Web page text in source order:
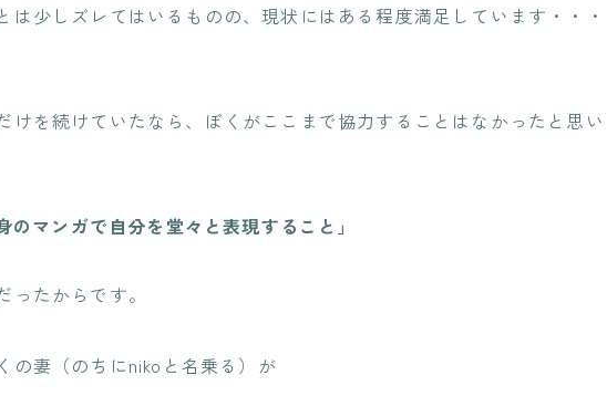
は少しズレてはいるものの、現状にはある程度満足しています・・・
けを続けていたなら、ぼくがここまで協力することはなかったと思い
のマンガで自分を堂々と表現すること」
ったからです。
の妻（のちにnikoと名乗る）が